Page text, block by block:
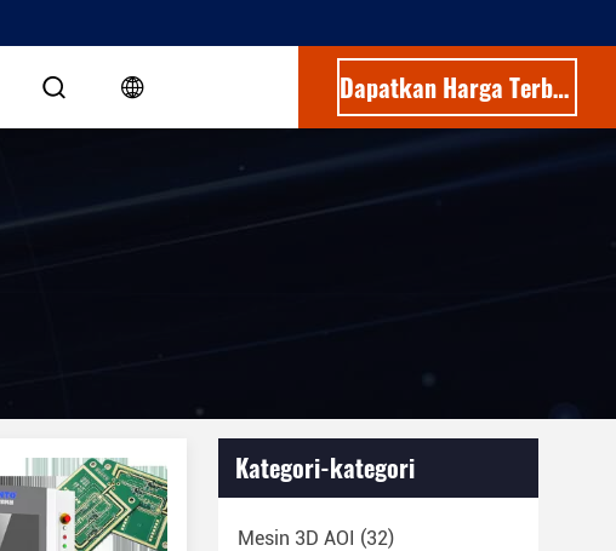
Dapatkan Harga Terbaik
Kategori-kategori
Mesin 3D AOI (32)